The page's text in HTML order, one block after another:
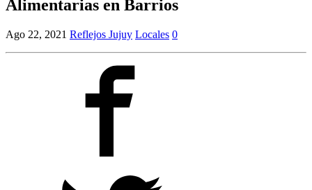
Alimentarias en Barrios
Ago 22, 2021 Reflejos Jujuy Locales 0